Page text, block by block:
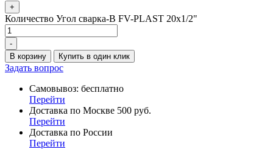
+
Количество Угол сварка-В FV-PLAST 20х1/2"
-
В корзину
Купить в один клик
Задать вопрос
Самовывоз: бесплатно
Перейти
Доставка по Москве 500 руб.
Перейти
Доставка по России
Перейти